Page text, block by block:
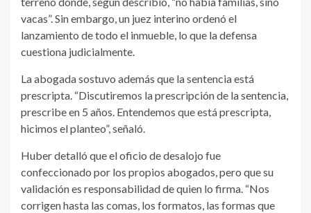
vacas”. Sin embargo, un juez interino ordenó el
lanzamiento de todo el inmueble, lo que la defensa
cuestiona judicialmente.
La abogada sostuvo además que la sentencia está
prescripta. “Discutiremos la prescripción de la sentencia,
prescribe en 5 años. Entendemos que está prescripta,
hicimos el planteo”, señaló.
Huber detalló que el oficio de desalojo fue
confeccionado por los propios abogados, pero que su
validación es responsabilidad de quien lo firma. “Nos
corrigen hasta las comas, los formatos, las formas que